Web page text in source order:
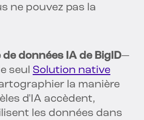
ne pouvez pas la
de données IA de BigID—
seul Solution native
la manière
d'IA accèdent,
les données dans